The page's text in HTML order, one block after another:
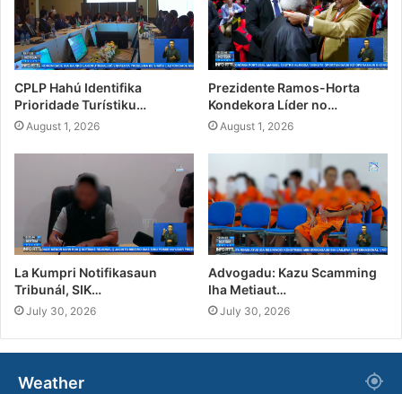
CPLP Hahú Identifika
Prioridade Turístiku…
August 1, 2026
Prezidente Ramos-Horta
Kondekora Líder no…
August 1, 2026
La Kumpri Notifikasaun
Tribunál, SIK…
July 30, 2026
Advogadu: Kazu Scamming
Iha Metiaut…
July 30, 2026
Weather